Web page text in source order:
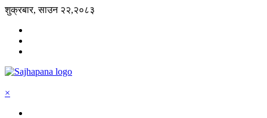
शुक्रबार, साउन २२,२०८३
×